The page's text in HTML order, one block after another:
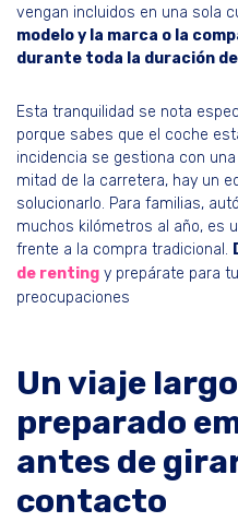
vengan incluidos en una sola
modelo y la marca o la
durante toda la duración
Esta tranquilidad se nota
porque sabes que el coche
incidencia se gestiona con
mitad de la carretera, hay un
solucionarlo. Para familias,
muchos kilómetros al año, es
frente a la compra tradicional.
de renting y prepárate para
preocupaciones
Un viaje
preparado
antes de
contacto